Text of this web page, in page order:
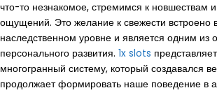
что-то незнакомое, стремимся к новшествам
ощущений. Это желание к свежести встроено
наследственном уровне и является одним из
персонального развития. 1x slots
многогранный систему, который создавался
продолжает формировать наше поведение в